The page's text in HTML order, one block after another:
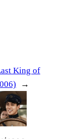
King of
→